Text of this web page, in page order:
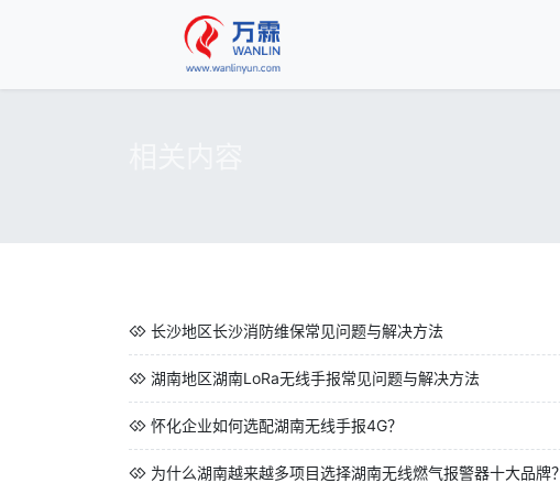
长沙地区长沙消防维保常见问题与解决方法
湖南地区湖南LoRa无线手报常见问题与解决方法
怀化企业如何选配湖南无线手报4G？
为什么湖南越来越多项目选择湖南无线燃气报警器十大品牌？